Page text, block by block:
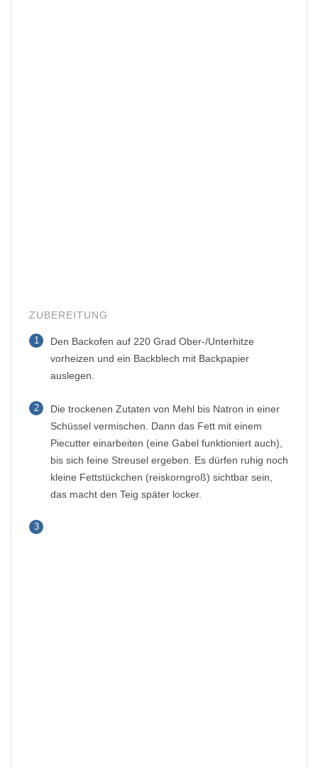
ZUBEREITUNG
1
Den Backofen auf 220 Grad Ober-/Unterhitze
vorheizen und ein Backblech mit Backpapier
auslegen.
2
Die trockenen Zutaten von Mehl bis Natron in einer
Schüssel vermischen. Dann das Fett mit einem
Piecutter einarbeiten (eine Gabel funktioniert auch),
bis sich feine Streusel ergeben. Es dürfen ruhig noch
kleine Fettstückchen (reiskorngroß) sichtbar sein,
das macht den Teig später locker.
3